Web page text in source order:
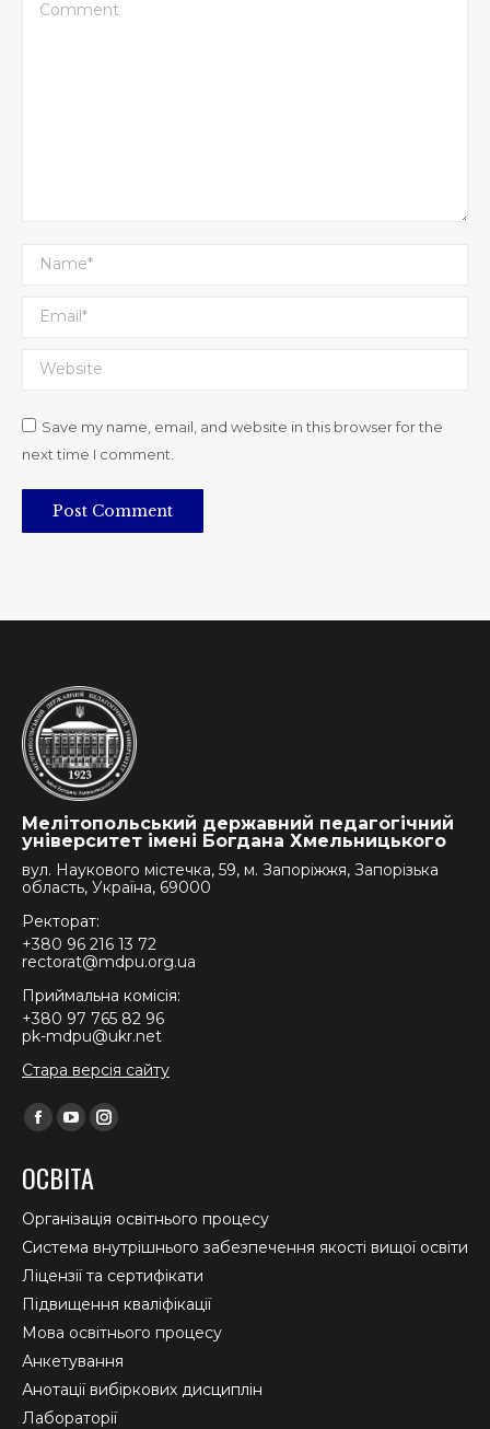
Name *
Email *
Website
Save my name, email, and website in this browser for the
next time I comment.
Post Comment
Мелітопольський державний педагогічний
університет імені Богдана Хмельницького
вул. Наукового містечка, 59, м. Запоріжжя, Запорізька
область, Україна, 69000
Ректорат:
+380 96 216 13 72
rectorat@mdpu.org.ua
Приймальна комісія:
+380 97 765 82 96
pk-mdpu@ukr.net
Стара версія сайту
Find us on:
Facebook
opens
in
new
window
YouTube
opens
in
new
window
Instagram
in
new
window
ОСВІТА
Організація освітнього процесу
Система внутрішнього забезпечення якості вищої освіти
Ліцензії та сертифікати
Підвищення кваліфікації
Мова освітнього процесу
Анкетування
Анотації вибіркових дисциплін
Лабораторії